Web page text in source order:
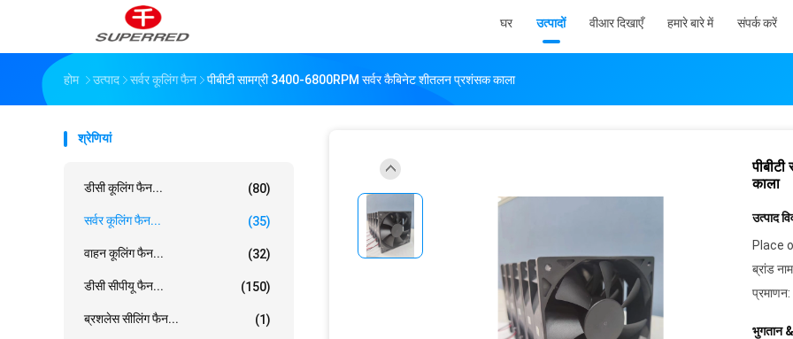
घर उत्पादों वीआर दिखाएँ हमारे बारे में संपर्क करें
होम उत्पाद सर्वर कूलिंग फैन पीबीटी सामग्री 3400-6800RPM सर्वर कैबिनेट शीतलन प्रशंसक काला
श्रेणियां
डीसी कूलिंग फैन... (80)
सर्वर कूलिंग फैन... (35)
वाहन कूलिंग फैन... (32)
डीसी सीपीयू फैन... (150)
ब्रशलेस सीलिंग फैन... (1)
काला
उत्पाद
Place
ब्रांड
प्रमाणन:
भुगतान